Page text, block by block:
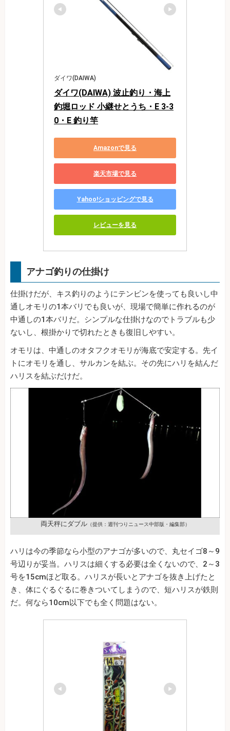
ダイワ(DAIWA)
ダイワ(DAIWA) 波止釣り・海上
釣堀ロッド 小継せとうち・E 3-3
0・E 釣り竿
Amazonで見る
楽天市場で見る
Yahoo!ショッピングで見る
レビューを見る
アナゴ釣りの仕掛け
仕掛けだが、キス釣りのようにテンビンを使っても良いし中
通しオモリの1本バリでも良いが、現場で簡単に作れるのが
中通しの1本バリだ。シンプルな仕掛けなのでトラブルも少
ないし、根掛かりで切れたときも復旧しやすい。
オモリは、中通しのオタフクオモリが海底で安定する。先イ
トにオモリを通し、サルカンを結ぶ。その先にハリを結んだ
ハリスを結ぶだけだ。
両天秤にダブル（提供：週刊つりニュース中部版・編集部）
ハリは今の季節なら小型のアナゴが多いので、丸セイゴ8～9
号辺りが妥当。ハリスは細くする必要は全くないので、2～3
号を15cmほど取る。ハリスが長いとアナゴを抜き上げたと
き、体にぐるぐるに巻きついてしまうので、短ハリスが鉄則
だ。何なら10cm以下でも全く問題はない。